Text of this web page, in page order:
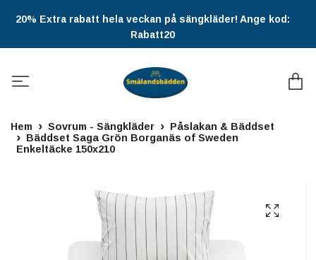
20% Extra rabatt hela veckan på sängkläder! Ange kod:
Rabatt20
Hem Sovrum - Sängkläder
Påslakan & Bäddset
Bäddset Saga Grön Borganäs of Sweden
Enkeltäcke 150x210